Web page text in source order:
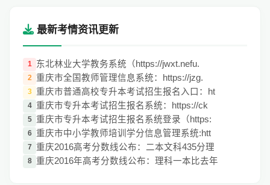
最新考情资讯更新
1 东北林业大学教务系统（https://jwxt.nefu.
2 重庆市全国教师管理信息系统：https://jzg.
3 重庆市普通高校专升本考试招生报名入口：ht
4 重庆市专升本考试招生报名系统：https://ck
5 重庆市专升本考试招生报名系统登录（https:
6 重庆市中小学教师培训学分信息管理系统:htt
7 重庆2016高考分数线公布：二本文科435分理
8 重庆2016年高考分数线公布：理科一本比去年